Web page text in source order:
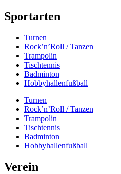
Sportarten
Turnen
Rock’n’Roll / Tanzen
Trampolin
Tischtennis
Badminton
Hobbyhallenfußball
Turnen
Rock’n’Roll / Tanzen
Trampolin
Tischtennis
Badminton
Hobbyhallenfußball
Verein